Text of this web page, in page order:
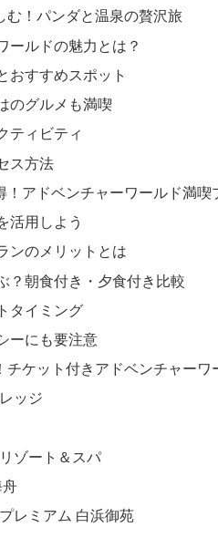
む！パンダと温泉の贅沢旅
ールドの魅力とは？
おすすめスポット
のグルメも満喫
ティビティ
ス方法
！アドベンチャーワールド満喫
活用しよう
ンのメリットとは
？朝食付き・夕食付き比較
タイミング
ーにも要注意
チケット付きアドベンチャーワ
ッジ
ゾート＆スパ
レミアム 白浜御苑